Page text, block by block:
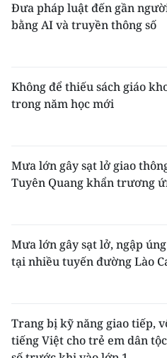
Đưa pháp luật đến gần
bằng AI và truyền thông số
Không để thiếu sách giáo
trong năm học mới
Mưa lớn gây sạt lở giao
Tuyên Quang khẩn trương
Mưa lớn gây sạt lở, ngập
tại nhiều tuyến đường Lào
Trang bị kỹ năng giao tiếp,
tiếng Việt cho trẻ em dân